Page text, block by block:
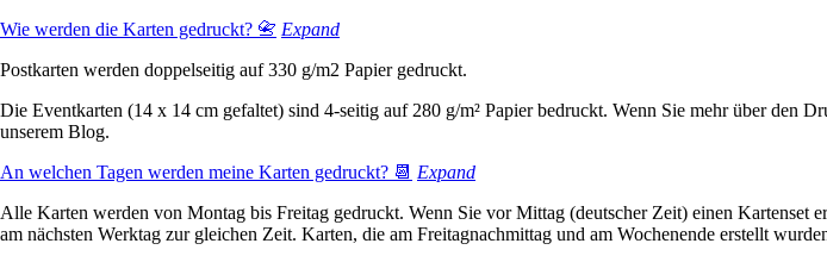
Wie werden die Karten gedruckt? 📇 Expand
Postkarten werden doppelseitig auf 330 g/m2 Papier gedruckt.
Die Eventkarten (14 x 14 cm gefaltet) sind 4-seitig auf 280 g/m² Papier bedruckt. Wenn Sie mehr über den
unserem Blog.
An welchen Tagen werden meine Karten gedruckt? 📆 Expand
Alle Karten werden von Montag bis Freitag gedruckt. Wenn Sie vor Mittag (deutscher Zeit) einen Kartenset
am nächsten Werktag zur gleichen Zeit. Karten, die am Freitagnachmittag und am Wochenende erstellt